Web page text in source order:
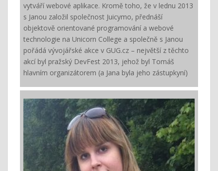
vytváří webové aplikace. Kromě toho, že v lednu 2013
s Janou založil společnost Juicymo, přednáší
objektově orientované programování a webové
technologie na Unicorn College a společně s Janou
pořádá vývojářské akce v GUG.cz – největší z těchto
akcí byl pražský DevFest 2013, jehož byl Tomáš
hlavním organizátorem (a Jana byla jeho zástupkyní)